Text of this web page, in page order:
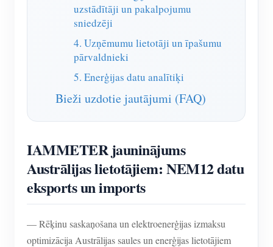
Blogi
uzstādītāji un pakalpojumu
sniedzēji
4. Uzņēmumu lietotāji un īpašumu
pārvaldnieki
5. Enerģijas datu analītiķi
Bieži uzdotie jautājumi (FAQ)
IAMMETER jauninājums
Austrālijas lietotājiem: NEM12 datu
eksports un imports
— Rēķinu saskaņošana un elektroenerģijas izmaksu
optimizācija Austrālijas saules un enerģijas lietotājiem